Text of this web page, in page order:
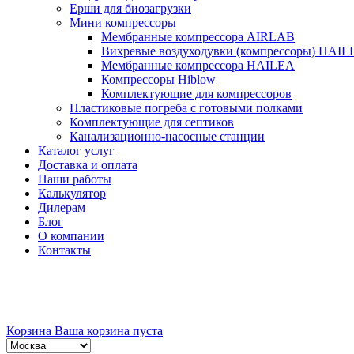
Ерши для биозагрузки
Мини компрессоры
Мембранные компрессора AIRLAB
Вихревые воздуходувки (компрессоры)
Мембранные компрессора HAILEA
Компрессоры Hiblow
Комплектующие для компрессоров
Пластиковые погреба с готовыми полками
Комплектующие для септиков
Канализационно-насосные станции
Каталог услуг
Доставка и оплата
Наши работы
Калькулятор
Дилерам
Блог
О компании
Контакты
Корзина Ваша корзина пуста